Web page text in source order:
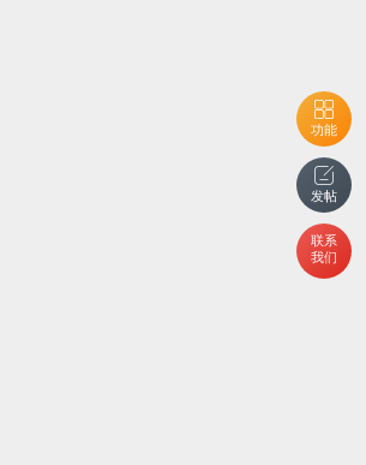
功能
发帖
联系
我们